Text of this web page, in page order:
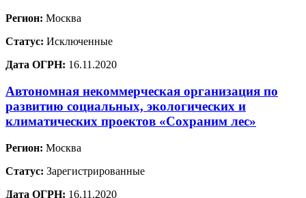
Регион: Москва
Статус: Исключенные
Дата ОГРН: 16.11.2020
Автономная некоммерческая организация по
развитию социальных, экологических и
климатических проектов «Сохраним лес»
Регион: Москва
Статус: Зарегистрированные
Дата ОГРН: 16.11.2020